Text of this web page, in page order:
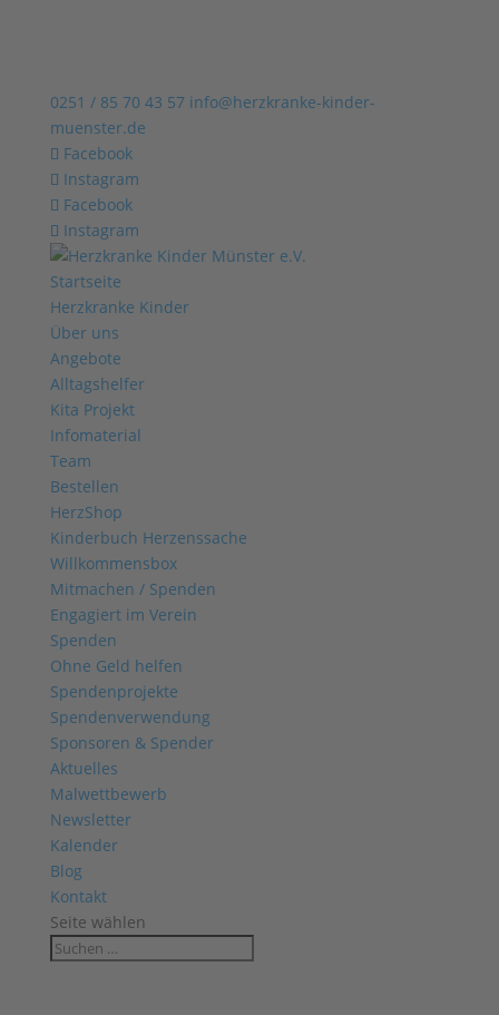
0251 / 85 70 43 57 info@herzkranke-kinder-
muenster.de
Facebook
Instagram
Facebook
Instagram
Startseite
Herzkranke Kinder
Über uns
Angebote
Alltagshelfer
Kita Projekt
Infomaterial
Team
Bestellen
HerzShop
Kinderbuch Herzenssache
Willkommensbox
Mitmachen / Spenden
Engagiert im Verein
Spenden
Ohne Geld helfen
Spendenprojekte
Spendenverwendung
Sponsoren & Spender
Aktuelles
Malwettbewerb
Newsletter
Kalender
Blog
Kontakt
Seite wählen